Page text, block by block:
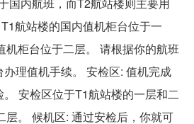
国内航班，而T2航站楼则主要用
航站楼的国内值机柜台位于一
机柜台位于二层。 请根据你的航班
理值机手续。 安检区: 值机完成
安检区位于T1航站楼的一层和二
层。 候机区: 通过安检后，你就可